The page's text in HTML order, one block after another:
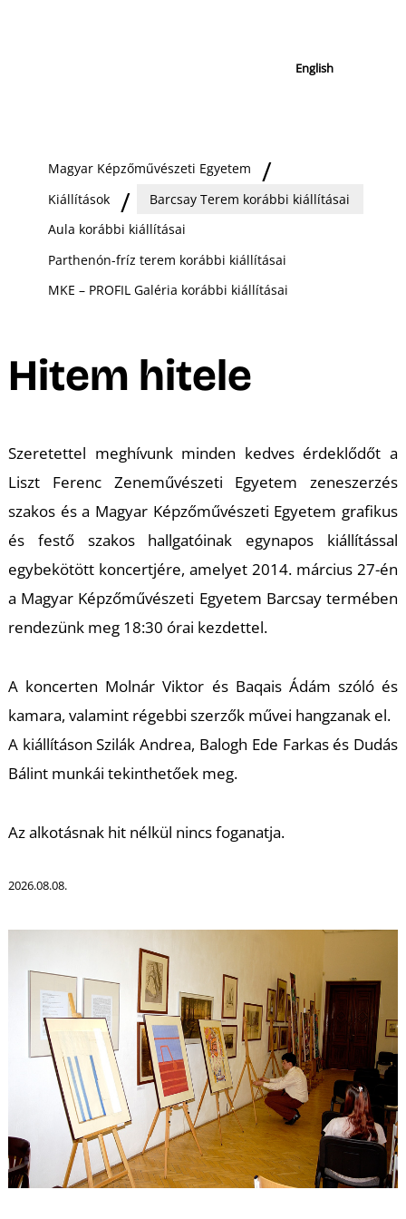
English
Magyar Képzőművészeti Egyetem
Kiállítások
Barcsay Terem korábbi kiállításai
Aula korábbi kiállításai
Parthenón-fríz terem korábbi kiállításai
MKE – PROFIL Galéria korábbi kiállításai
Hitem hitele
Szeretettel meghívunk minden kedves érdeklődőt a
Liszt Ferenc Zeneművészeti Egyetem zeneszerzés
szakos és a Magyar Képzőművészeti Egyetem grafikus
és festő szakos hallgatóinak egynapos kiállítással
egybekötött koncertjére, amelyet 2014. március 27-én
a Magyar Képzőművészeti Egyetem Barcsay termében
rendezünk meg 18:30 órai kezdettel.
A koncerten Molnár Viktor és Baqais Ádám szóló és
kamara, valamint régebbi szerzők művei hangzanak el.
A kiállításon Szilák Andrea, Balogh Ede Farkas és Dudás
Bálint munkái tekinthetőek meg.
Az alkotásnak hit nélkül nincs foganatja.
2026.08.08.